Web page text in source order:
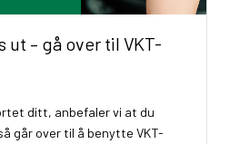
ut – gå over til VKT-
ditt, anbefaler vi at du
går over til å benytte VKT-